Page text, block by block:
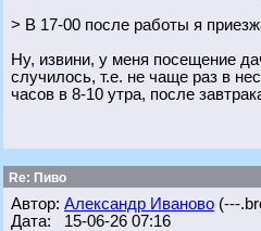
> В 17-00 после работы я
Ну, извини, у меня посещение
случилось, т.е. не чаще раз в
часов в 8-10 утра, после
Re: Пиво
Автор: Александр Иваново (---
Дата: 15-06-26 07:16